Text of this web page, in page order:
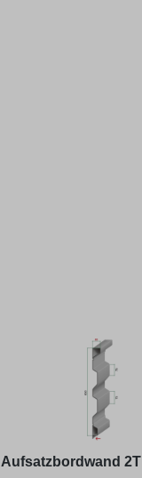
Aufsatzbordwand 2T